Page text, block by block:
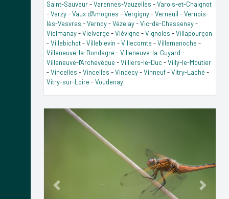
Saint-Sauveur-Varennes-Vauzelles -Varois-et-Chaignot
-Varzy-Vaux d'Amognes -Vergigny-Verneuil -Vernois-
lès-Vesvres -Vernoy-Vézelay-Vic-de-Chassenay-
Vielmanay-Vielverge -Viévigne -Vignoles -Villapourçon
-Villebichot-Villeblevin -Villecomte -Villemanoche -
Villeneuve-la-Dondagre -Villeneuve-la-Guyard -
Villeneuve-l'Archevêque -Villiers-le-Duc -Villy-le-Moutier
-Vincelles -Vincelles -Vindecy-Vinneuf-Vitry-Laché -
Vitry-sur-Loire -Voudenay
Previous Next